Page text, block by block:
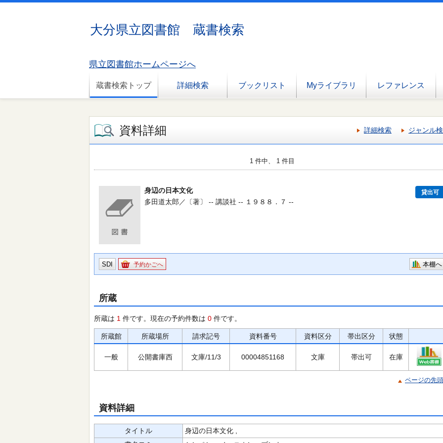
大分県立図書館 蔵書検索
県立図書館ホームページへ
蔵書検索トップ 詳細検索 ブックリスト Myライブラリ レファレンス
資料詳細 詳細検索 ジャンル
1 件中、 1 件目
身辺の日本文化 貸出可
多田道太郎／〔著〕 -- 講談社 -- １９８８．７ --
SDI 予約かごへ 本棚へ
所蔵
所蔵は 1 件です。現在の予約件数は 0 件です。
所蔵館 所蔵場所 請求記号 資料番号 資料区分 帯出区分 状態
一般 公開書庫西 文庫/11/3 00004851168 文庫 帯出可 在庫
ページの先
資料詳細
タイトル
身辺の日本文化 ,